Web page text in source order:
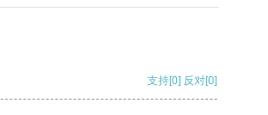
支持[0] 反对[0]